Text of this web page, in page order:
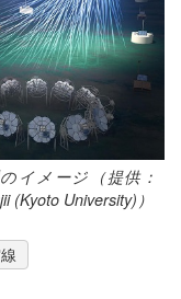
イメージ（提供：
(Kyoto University)）